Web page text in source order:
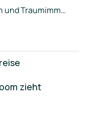
Jetzt ein Suchprofil anlegen und Traumimmobilie direkt ins Postfach erhalten
zieht